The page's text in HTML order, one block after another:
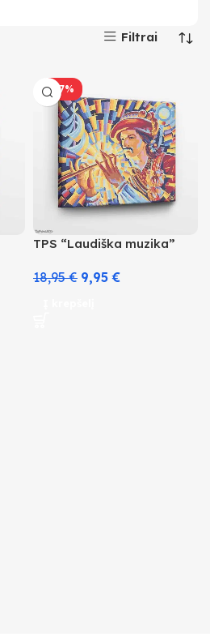
Filtrai
-47%
TPS “Laudiška muzika”
18,95€ 9,95€